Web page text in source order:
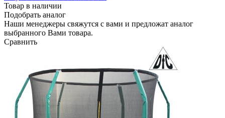
Товар в наличии
Подобрать аналог
Наши менеджеры свяжутся с вами и предложат аналог
выбранного Вами товара.
Сравнить